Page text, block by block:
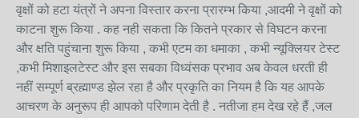
वृक्षों को हटा यंत्रों ने अपना विस्तार करना प्रारम्भ किया ,आदमी ने वृक्षों को
काटना शुरू किया . कह नही सकता कि कितने प्रकार से विघटन करना
और क्षति पहुंचाना शुरू किया , कभी एटम का धमाका , कभी न्यूक्लियर टेस्ट
,कभी मिशाइलटेस्ट और इस सबका विध्वंसक प्रभाव अब केवल धरती ही
नहीं सम्पूर्ण ब्रह्माण्ड झेल रहा है और प्रकृति का नियम है कि यह आपके
आचरण के अनुरूप ही आपको परिणाम देती है . नतीजा हम देख रहे हैं ,जल